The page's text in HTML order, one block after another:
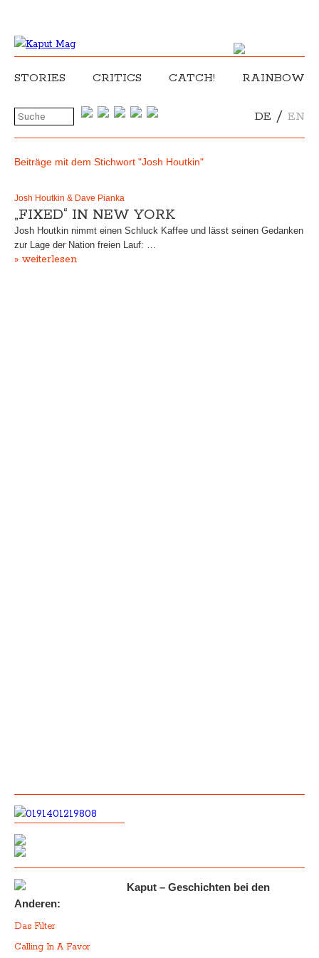
STORIES CRITICS CATCH! RAINBOW
DE / EN
Beiträge mit dem Stichwort "Josh Houtkin"
Josh Houtkin & Dave Pianka
„FIXED“ IN NEW YORK
Josh Houtkin nimmt einen Schluck Kaffee und lässt seinen Gedanken
zur Lage der Nation freien Lauf: …
» weiterlesen
Kaput – Geschichten bei den
Anderen:
Das Filter
Calling In A Favor